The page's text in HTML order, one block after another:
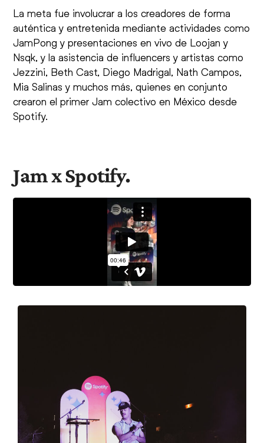
La meta fue involucrar a los creadores de forma
auténtica y entretenida mediante actividades como
JamPong y presentaciones en vivo de Loojan y
Nsqk, y la asistencia de influencers y artistas como
Jezzini, Beth Cast, Diego Madrigal, Nath Campos,
Mia Salinas y muchos más, quienes en conjunto
crearon el primer Jam colectivo en México desde
Spotify.
Jam x Spotify.